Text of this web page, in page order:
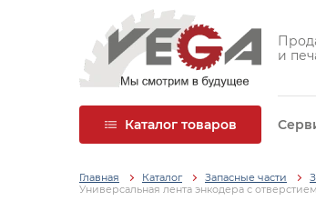
и
Каталог товаров
Главная Каталог Запасные части
Универсальная лента энкодера с